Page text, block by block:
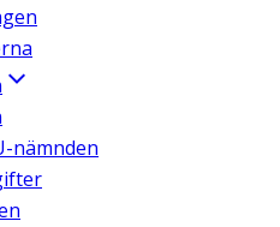
nämnden